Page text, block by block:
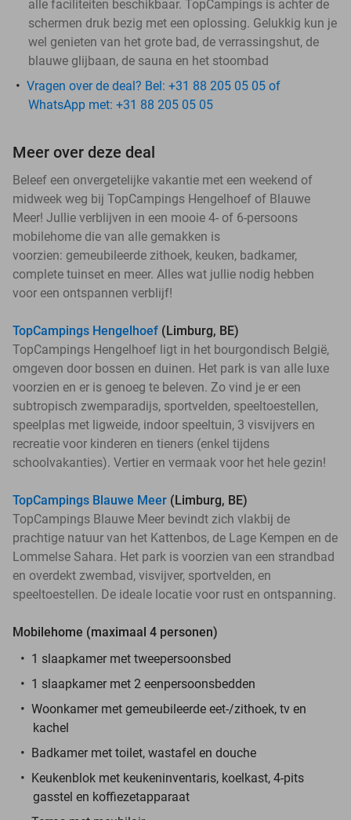
alle faciliteiten beschikbaar. TopCampings is achter de
schermen druk bezig met een oplossing. Gelukkig kun je
wel genieten van het grote bad, de verrassingshut, de
blauwe glijbaan, de sauna en het stoombad
Vragen over de deal? Bel: +31 88 205 05 05 of
WhatsApp met: +31 88 205 05 05
Meer over deze deal
Beleef een onvergetelijke vakantie met een weekend of
midweek weg bij TopCampings Hengelhoef of Blauwe
Meer! Jullie verblijven in een mooie 4- of 6-persoons
mobilehome die van alle gemakken is
voorzien: gemeubileerde zithoek, keuken, badkamer,
complete tuinset en meer. Alles wat jullie nodig hebben
voor een ontspannen verblijf!
TopCampings Hengelhoef (Limburg, BE)
TopCampings Hengelhoef ligt in het bourgondisch België,
omgeven door bossen en duinen. Het park is van alle luxe
voorzien en er is genoeg te beleven. Zo vind je er een
subtropisch zwemparadijs, sportvelden, speeltoestellen,
speelplas met ligweide, indoor speeltuin, 3 visvijvers en
recreatie voor kinderen en tieners (enkel tijdens
schoolvakanties). Vertier en vermaak voor het hele gezin!
TopCampings Blauwe Meer (Limburg, BE)
TopCampings Blauwe Meer bevindt zich vlakbij de
prachtige natuur van het Kattenbos, de Lage Kempen en de
Lommelse Sahara. Het park is voorzien van een strandbad
en overdekt zwembad, visvijver, sportvelden, en
speeltoestellen. De ideale locatie voor rust en ontspanning.
Mobilehome (maximaal 4 personen)
1 slaapkamer met tweepersoonsbed
1 slaapkamer met 2 eenpersoonsbedden
Woonkamer met gemeubileerde eet-/zithoek, tv en
kachel
Badkamer met toilet, wastafel en douche
Keukenblok met keukeninventaris, koelkast, 4-pits
gasstel en koffiezetapparaat